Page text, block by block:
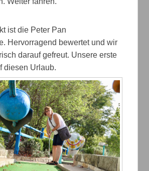
ist die Peter Pan
Hervorragend bewertet und wir
darauf gefreut. Unsere erste
diesen Urlaub.